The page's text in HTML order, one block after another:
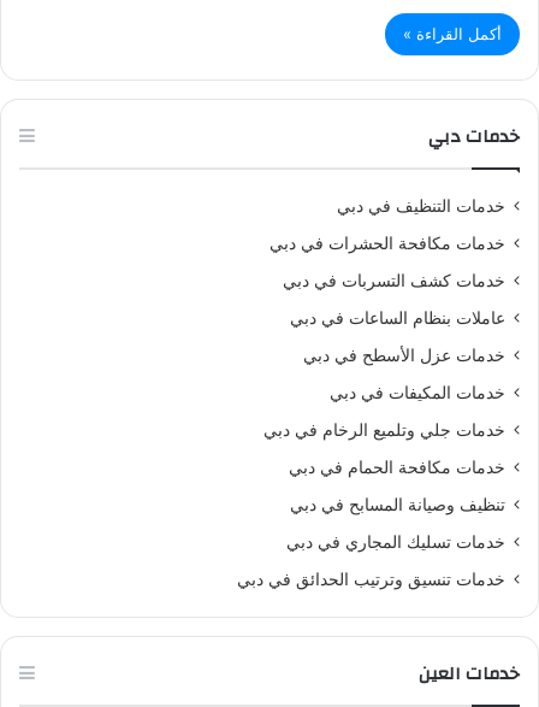
أكمل القراءة »
خدمات دبي
خدمات التنظيف في دبي
خدمات مكافحة الحشرات في دبي
خدمات كشف التسربات في دبي
عاملات بنظام الساعات في دبي
خدمات عزل الأسطح في دبي
خدمات المكيفات في دبي
خدمات جلي وتلميع الرخام في دبي
خدمات مكافحة الحمام في دبي
تنظيف وصيانة المسابح في دبي
خدمات تسليك المجاري في دبي
خدمات تنسيق وترتيب الحدائق في دبي
خدمات العين